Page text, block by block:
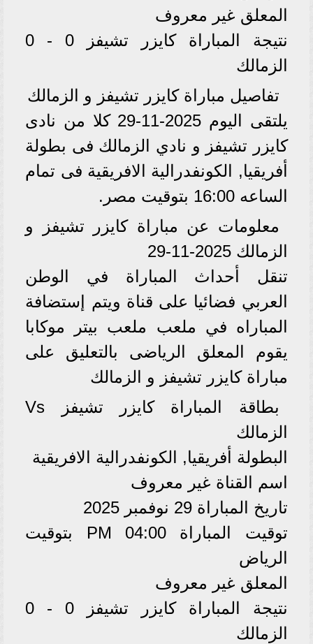
المعلق غير معروف
نتيجة المباراة كايزر تشيفز 0 - 0
الزمالك
تفاصيل مباراة كايزر تشيفز و الزمالك
يلتقى اليوم 2025-11-29 كلا من نادى
كايزر تشيفز و نادي الزمالك فى بطولة
أفريقيا, الكونفدرالية الافريقية فى تمام
الساعه 16:00 بتوقيت مصر.
معلومات عن مباراة كايزر تشيفز و
الزمالك 2025-11-29
تنقل أحداث المباراة في الوطن
العربي فضائيا على قناة ويتم إستضافة
المباراه في ملعب ملعب بيتر موكابا
يقوم المعلق الرياضى بالتعليق على
مباراة كايزر تشيفز و الزمالك
بطاقة المباراة كايزر تشيفز Vs
الزمالك
البطولة أفريقيا, الكونفدرالية الافريقية
اسم القناة غير معروف
تاريخ المباراة 29 نوفمبر 2025
توقيت المباراة 04:00 PM بتوقيت
الرياض
المعلق غير معروف
نتيجة المباراة كايزر تشيفز 0 - 0
الزمالك